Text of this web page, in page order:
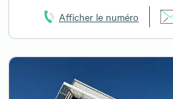
Afficher le numéro